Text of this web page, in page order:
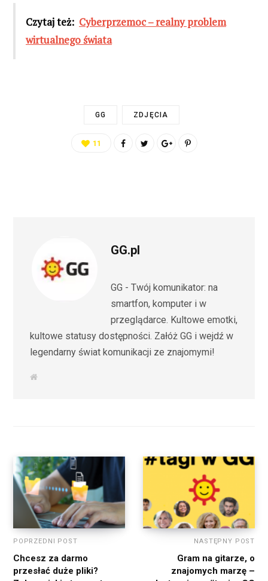
Czytaj też: Cyberprzemoc – realny problem
wirtualnego świata
GG ZDJĘCIA
11
GG.pl
GG - Twój komunikator: na
smartfon, komputer i w
przeglądarce. Kultowe emotki,
kultowe statusy dostępności. Załóż GG i wejdź w
legendarny świat komunikacji ze znajomymi!
POPRZEDNI POST
Chcesz za darmo
przesłać duże pliki?
NASTĘPNY POST
Gram na gitarze, o
znajomych marzę –